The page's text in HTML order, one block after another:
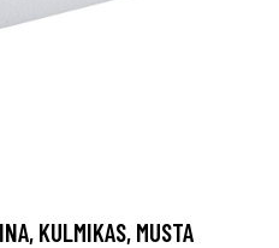
KULMIKAS, MUSTA